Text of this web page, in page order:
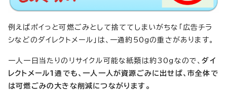
例えばポイっと可燃ごみとして捨ててしまいがちな「広告チラ
シなどのダイレクトメール」は、一通約50gの重さがあります。
一人一日当たりのリサイクル可能な紙類は約30gなので、ダイ
レクトメール1通でも、一人一人が資源ごみに出せば、市全体で
は可燃ごみの大きな削減につながります。